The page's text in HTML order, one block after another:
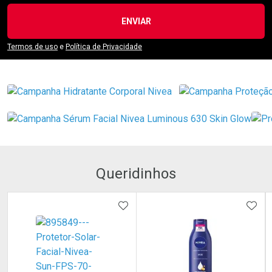
ENVIAR
Termos de uso e Política de Privacidade
Queridinhos
ADICIONAR AOS FAVORITOS